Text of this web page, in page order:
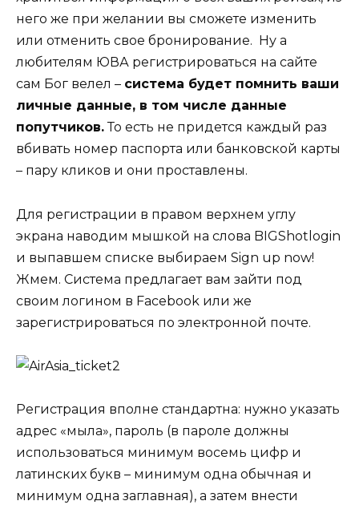
него же при желании вы сможете изменить
или отменить свое бронирование. Ну а
любителям ЮВА регистрироваться на сайте
сам Бог велел – система будет помнить ваши
личные данные, в том числе данные
попутчиков.То есть не придется каждый раз
вбивать номер паспорта или банковской карты
– пару кликов и они проставлены.
Для регистрации в правом верхнем углу
экрана наводим мышкой на слова BIGShotlogin
и выпавшем списке выбираем Sign up now!
Жмем. Система предлагает вам зайти под
своим логином в Facebook или же
зарегистрироваться по электронной почте.
Регистрация вполне стандартна: нужно указать
адрес «мыла», пароль (в пароле должны
использоваться минимум восемь цифр и
латинских букв – минимум одна обычная и
минимум одна заглавная), а затем внести